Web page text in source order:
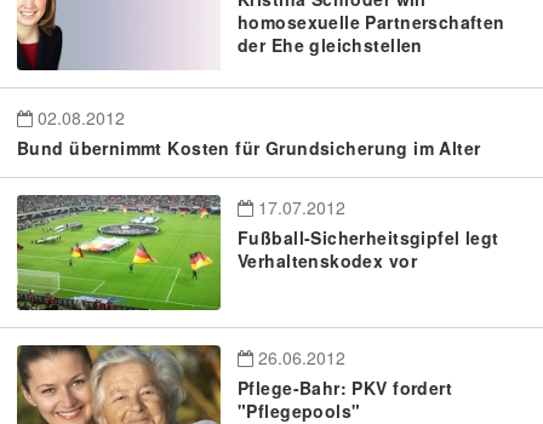
homosexuelle Partnerschaften
der Ehe gleichstellen
02.08.2012
Bund übernimmt Kosten für Grundsicherung im Alter
17.07.2012
Fußball-Sicherheitsgipfel legt
Verhaltenskodex vor
26.06.2012
Pflege-Bahr: PKV fordert
"Pflegepools"